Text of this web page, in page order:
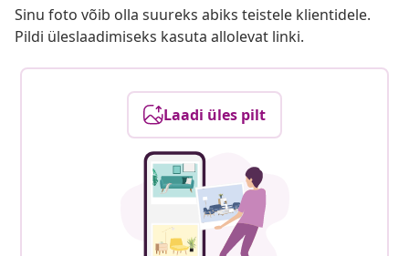
Sinu foto võib olla suureks abiks teistele klientidele.
Pildi üleslaadimiseks kasuta allolevat linki.
Laadi üles pilt